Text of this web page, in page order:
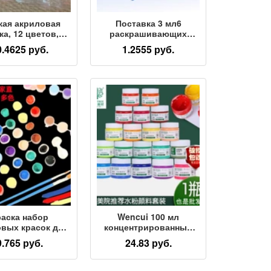
акриловая
12 цветов,
6 предметов,
учащихся
сделай сам,
полоска для
руб.
Поставка 3 мл6
раскрашивающих
детских акриловых
красок 12 цельных
студенческих
росписей,
раскрашивающих
гипсовую куклу
1.2555 руб.
набор
красок для
детского
детская
руб.
Wencui 100 мл
концентрированный
рекламный пигмент
для рисования товары
для рукоделия
24.83 руб.